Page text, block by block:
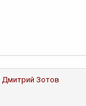
Дмитрий Зотов